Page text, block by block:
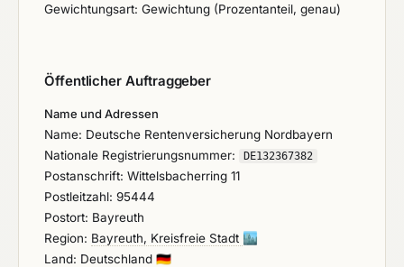
Gewichtungsart: Gewichtung (Prozentanteil, genau)
Öffentlicher Auftraggeber
Name und Adressen
Name: Deutsche Rentenversicherung Nordbayern
Nationale Registrierungsnummer:
DE132367382
Postanschrift: Wittelsbacherring 11
Postleitzahl: 95444
Postort: Bayreuth
Region: Bayreuth, Kreisfreie Stadt 🏙️
Land: Deutschland 🇩🇪